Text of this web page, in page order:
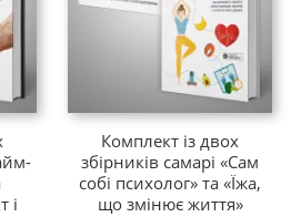
і
Комплект із двох
збірників самарі «Сам
собі психолог» та «Їжа,
що змінює життя»